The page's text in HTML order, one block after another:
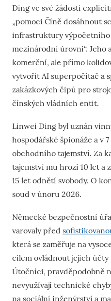
Ding ve své žádosti
„pomoci Číně dosáhnout
infrastruktury
mezinárodní úrovni“. Jeho
komerční, ale přímo
vytvořit AI superpočítač a
zakázkových čipů pro
čínských vládních entit.
Linwei Ding byl uznán
hospodářské špionáže a v
obchodního tajemství. Za
tajemství mu hrozí 10 let a
15 let odnětí svobody. O
soud v únoru 2026.
Německé bezpečnostní
varovaly před
která se zaměřuje na
cílem ovládnout jejich účty
Útočníci, pravděpodobně
nevyužívají technické
na sociální inženýrství a